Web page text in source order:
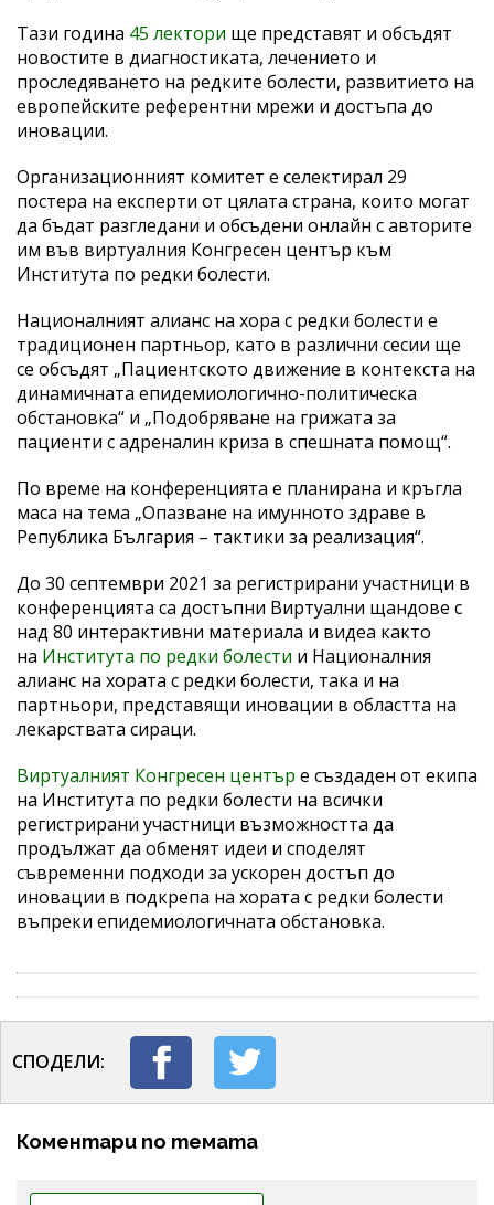
Тази година 45 лектори ще представят и обсъдят
новостите в диагностиката, лечението и
проследяването на редките болести, развитието на
европейските референтни мрежи и достъпа до
иновации.
Организационният комитет е селектирал 29
постера на експерти от цялата страна, които могат
да бъдат разгледани и обсъдени онлайн с авторите
им във виртуалния Конгресен център към
Института по редки болести.
Националният алианс на хора с редки болести е
традиционен партньор, като в различни сесии ще
се обсъдят „Пациентското движение в контекста на
динамичната епидемиологично-политическа
обстановка“ и „Подобряване на грижата за
пациенти с адреналин криза в спешната помощ“.
По време на конференцията е планирана и кръгла
маса на тема „Опазване на имунното здраве в
Република България – тактики за реализация“.
До 30 септември 2021 за регистрирани участници в
конференцията са достъпни Виртуални щандове с
над 80 интерактивни материала и видеа както
на Института по редки болести и Националния
алианс на хората с редки болести, така и на
партньори, представящи иновации в областта на
лекарствата сираци.
Виртуалният Конгресен център e създаден от екипа
на Института по редки болести на всички
регистрирани участници възможността да
продължат да обменят идеи и споделят
съвременни подходи за ускорен достъп до
иновации в подкрепа на хората с редки болести
въпреки епидемиологичната обстановка.
СПОДЕЛИ:
Коментари по темата